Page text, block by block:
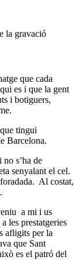
la gravació
que cada
es i que la gent
i botiguers,
tingui
Barcelona.
no s’ha de
senyalant el cel.
Al costat,
a mi i us
les prestatgeries
afligits per la
que Sant
es el patró del